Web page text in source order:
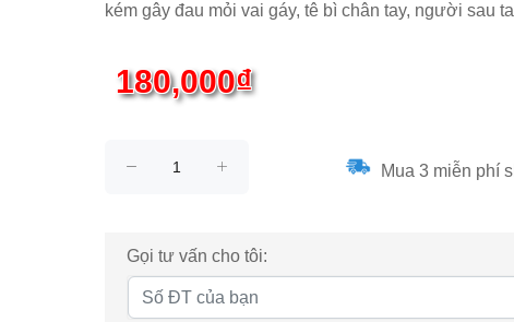
kém gây đau mỏi vai gáy, tê bì chân tay, người sau
180,000₫
Mua 3 miễn phí
Gọi tư vấn cho tôi: